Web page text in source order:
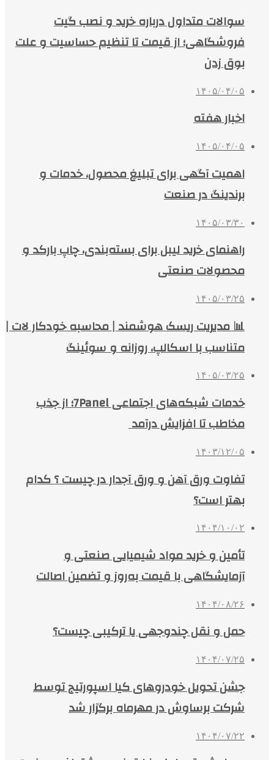
سوالات متداول درباره خرید و نصب گیت
فروشگاهی؛ از قیمت تا تنظیم حساسیت و علت
بوق زدن
۱۴۰۵/۰۴/۰۵
اخبار هفته
۱۴۰۵/۰۴/۰۵
اهمیت آگهی برای تبلیغ محصول، خدمات و
برندینگ در صنعت
۱۴۰۵/۰۳/۳۰
راهنمای خرید لیبل برای بسته‌بندی، چاپ بارکد و
محصولات صنعتی
۱۴۰۵/۰۳/۲۵
📊 مدیریت ریسک هوشمند | محاسبه خودکار لات |
متناسب با اسکالپ، روزانه و سوئینگ
۱۴۰۵/۰۳/۲۵
خدمات شبکه‌های اجتماعی 7Panel؛ از جذب
مخاطب تا افزایش درآمد
۱۴۰۳/۱۲/۰۵
تفاوت ورق آهن و ورق آجدار در چیست ؟ کدام
بهتر است؟
۱۴۰۴/۱۰/۰۲
تأمین و خرید مواد شیمیایی صنعتی و
آزمایشگاهی با قیمت به‌روز و تضمین اصالت
۱۴۰۴/۰۸/۲۶
حمل و نقل چندوجهی یا ترکیبی چیست؟
۱۴۰۴/۰۷/۲۵
جشن تحویل خودروهای کیا اسپورتیج توسط
شرکت برساوش در مهرماه برگزار شد
۱۴۰۴/۰۷/۲۲